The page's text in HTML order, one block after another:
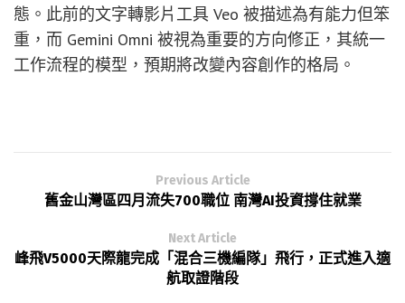
態。此前的文字轉影片工具 Veo 被描述為有能力但笨
重，而 Gemini Omni 被視為重要的方向修正，其統一
工作流程的模型，預期將改變內容創作的格局。
Previous Article
舊金山灣區四月流失700職位 南灣AI投資撐住就業
Next Article
峰飛V5000天際龍完成「混合三機編隊」飛行，正式進入適
航取證階段